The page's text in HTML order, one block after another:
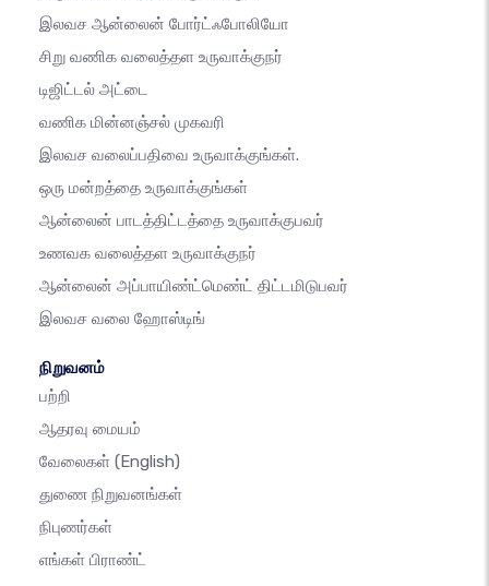
இலவச ஆன்லைன் போர்ட்ஃபோலியோ
சிறு வணிக வலைத்தள உருவாக்குநர்
டிஜிட்டல் அட்டை
வணிக மின்னஞ்சல் முகவரி
இலவச வலைப்பதிவை உருவாக்குங்கள்.
ஒரு மன்றத்தை உருவாக்குங்கள்
ஆன்லைன் பாடத்திட்டத்தை உருவாக்குபவர்
உணவக வலைத்தள உருவாக்குநர்
ஆன்லைன் அப்பாயிண்ட்மெண்ட் திட்டமிடுபவர்
இலவச வலை ஹோஸ்டிங்
நிறுவனம்
பற்றி
ஆதரவு மையம்
வேலைகள் (English)
துணை நிறுவனங்கள்
நிபுணர்கள்
எங்கள் பிராண்ட்